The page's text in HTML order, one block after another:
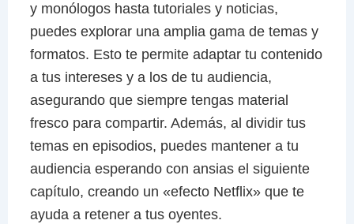
y monólogos hasta tutoriales y noticias,
puedes explorar una amplia gama de temas y
formatos. Esto te permite adaptar tu contenido
a tus intereses y a los de tu audiencia,
asegurando que siempre tengas material
fresco para compartir. Además, al dividir tus
temas en episodios, puedes mantener a tu
audiencia esperando con ansias el siguiente
capítulo, creando un «efecto Netflix» que te
ayuda a retener a tus oyentes.